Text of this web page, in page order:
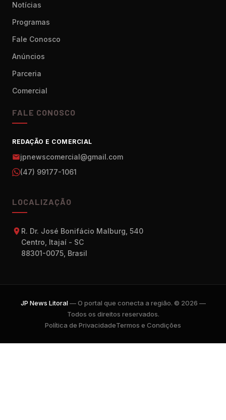
Notícias
Programas
Fale Conosco
Anúncios
Parceria
Comercial
FALE CONOSCO
REDAÇÃO E COMERCIAL
jpnewscomercial@gmail.com
(47) 99177-1061
LOCALIZAÇÃO
R. Dr. José Bonifácio Malburg, 540
Centro, Itajaí - SC
88301-0075, Brasil
JP News Litoral— O portal que conecta a região. © 2026 —
Todos os direitos reservados.
Política de PrivacidadeTermos e Condições